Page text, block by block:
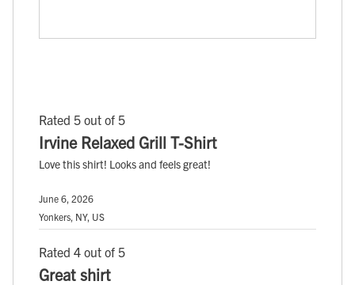
Rated 5 out of 5
Irvine Relaxed Grill T-Shirt
Love this shirt! Looks and feels great!
June 6, 2026
Yonkers, NY, US
Rated 4 out of 5
Great shirt